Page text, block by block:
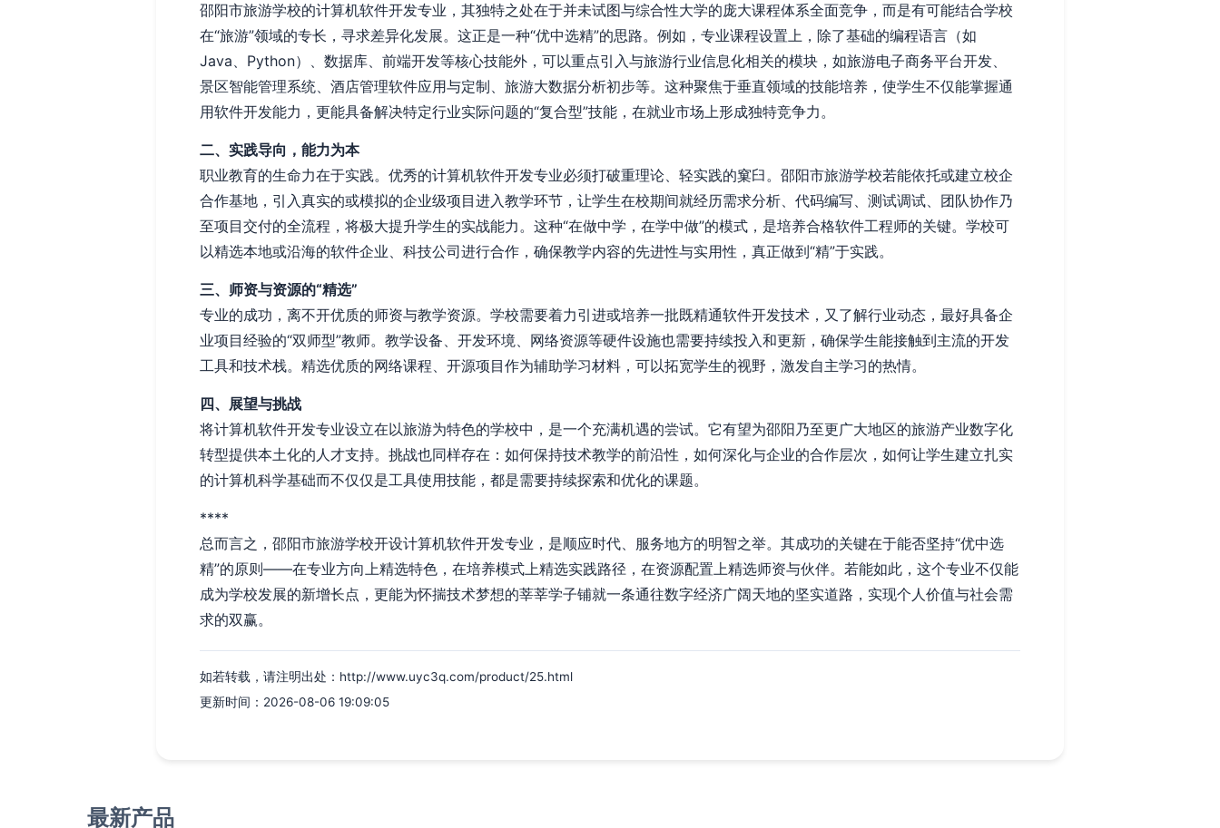
邵阳市旅游学校的计算机软件开发专业，其独特之处在于并未试图与综合性大学的庞大课程体系全面竞争，而是有可能结合学校
在“旅游”领域的专长，寻求差异化发展。这正是一种“优中选精”的思路。例如，专业课程设置上，除了基础的编程语言（如
Java、Python）、数据库、前端开发等核心技能外，可以重点引入与旅游行业信息化相关的模块，如旅游电子商务平台开发、
景区智能管理系统、酒店管理软件应用与定制、旅游大数据分析初步等。这种聚焦于垂直领域的技能培养，使学生不仅能掌握通
用软件开发能力，更能具备解决特定行业实际问题的“复合型”技能，在就业市场上形成独特竞争力。
二、实践导向，能力为本
职业教育的生命力在于实践。优秀的计算机软件开发专业必须打破重理论、轻实践的窠臼。邵阳市旅游学校若能依托或建立校企
合作基地，引入真实的或模拟的企业级项目进入教学环节，让学生在校期间就经历需求分析、代码编写、测试调试、团队协作乃
至项目交付的全流程，将极大提升学生的实战能力。这种“在做中学，在学中做”的模式，是培养合格软件工程师的关键。学校可
以精选本地或沿海的软件企业、科技公司进行合作，确保教学内容的先进性与实用性，真正做到“精”于实践。
三、师资与资源的“精选”
专业的成功，离不开优质的师资与教学资源。学校需要着力引进或培养一批既精通软件开发技术，又了解行业动态，最好具备企
业项目经验的“双师型”教师。教学设备、开发环境、网络资源等硬件设施也需要持续投入和更新，确保学生能接触到主流的开发
工具和技术栈。精选优质的网络课程、开源项目作为辅助学习材料，可以拓宽学生的视野，激发自主学习的热情。
四、展望与挑战
将计算机软件开发专业设立在以旅游为特色的学校中，是一个充满机遇的尝试。它有望为邵阳乃至更广大地区的旅游产业数字化
转型提供本土化的人才支持。挑战也同样存在：如何保持技术教学的前沿性，如何深化与企业的合作层次，如何让学生建立扎实
的计算机科学基础而不仅仅是工具使用技能，都是需要持续探索和优化的课题。
****
总而言之，邵阳市旅游学校开设计算机软件开发专业，是顺应时代、服务地方的明智之举。其成功的关键在于能否坚持“优中选
精”的原则——在专业方向上精选特色，在培养模式上精选实践路径，在资源配置上精选师资与伙伴。若能如此，这个专业不仅能
成为学校发展的新增长点，更能为怀揣技术梦想的莘莘学子铺就一条通往数字经济广阔天地的坚实道路，实现个人价值与社会需
求的双赢。
如若转载，请注明出处：http://www.uyc3q.com/product/25.html
更新时间：2026-08-06 19:09:05
最新产品